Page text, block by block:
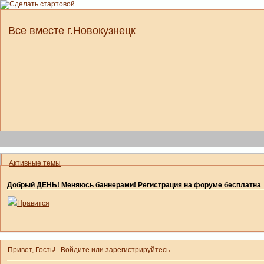
Все вместе г.Новокузнецк
Активные темы
Добрый ДЕНЬ! Меняюсь баннерами! Регистрация на форуме бесплатна
Нравится
-
Привет, Гость! Войдите или зарегистрируйтесь.